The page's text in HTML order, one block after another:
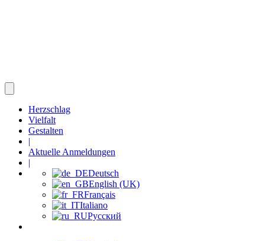
Herzschlag
Vielfalt
Gestalten
|
Aktuelle Anmeldungen
|
Deutsch
English (UK)
Français
Italiano
Русский